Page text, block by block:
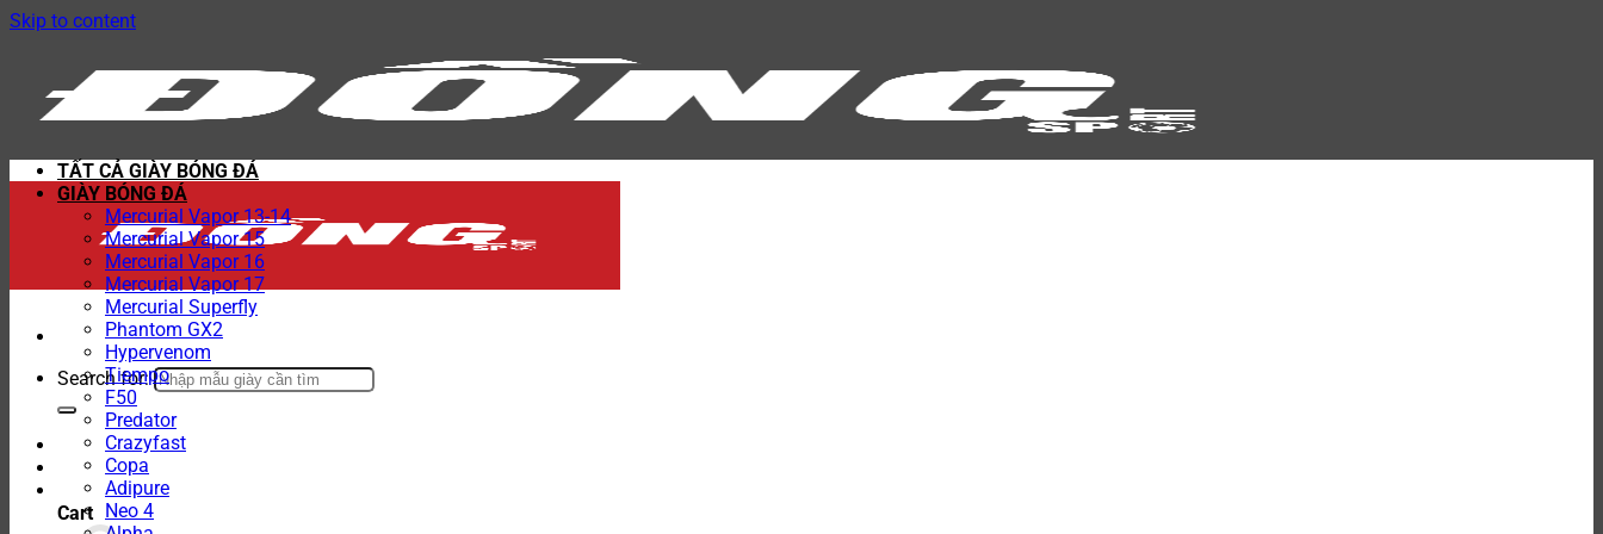
Skip to content
Search for:
Cart
TẤT CẢ GIÀY BÓNG ĐÁ
GIÀY BÓNG ĐÁ
Mercurial Vapor 13-14
Mercurial Vapor 15
Mercurial Vapor 16
Mercurial Vapor 17
Mercurial Superfly
Phantom GX2
Hypervenom
Tiempo
F50
Predator
Crazyfast
Copa
Adipure
Neo 4